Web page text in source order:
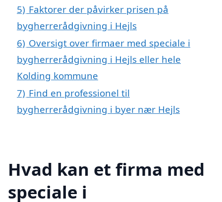
5) Faktorer der påvirker prisen på
bygherrerådgivning i Hejls
6) Oversigt over firmaer med speciale i
bygherrerådgivning i Hejls eller hele
Kolding kommune
7) Find en professionel til
bygherrerådgivning i byer nær Hejls
Hvad kan et firma med
speciale i